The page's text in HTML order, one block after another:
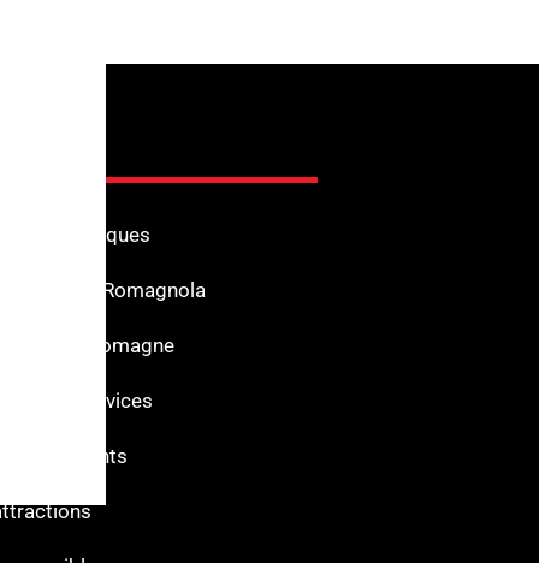
touristiques
la Riviera Romagnola
en Romagne
les services
monuments